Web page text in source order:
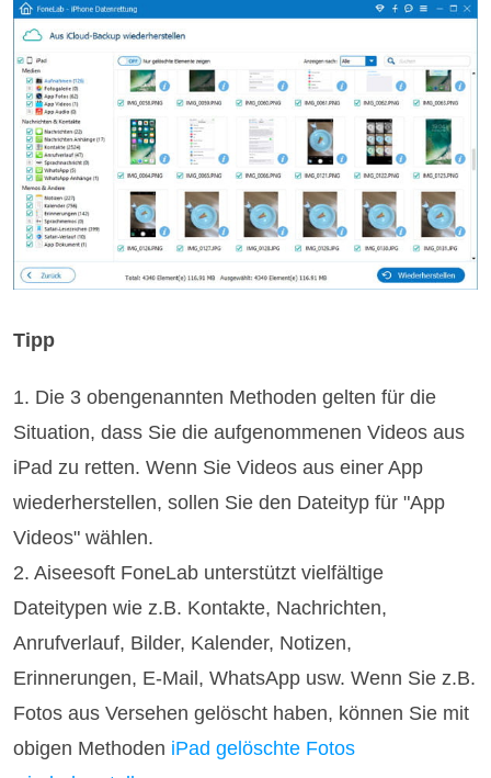
Tipp
1. Die 3 obengenannten Methoden gelten für die
Situation, dass Sie die aufgenommenen Videos aus
iPad zu retten. Wenn Sie Videos aus einer App
wiederherstellen, sollen Sie den Dateityp für "App
Videos" wählen.
2. Aiseesoft FoneLab unterstützt vielfältige
Dateitypen wie z.B. Kontakte, Nachrichten,
Anrufverlauf, Bilder, Kalender, Notizen,
Erinnerungen, E-Mail, WhatsApp usw. Wenn Sie z.B.
Fotos aus Versehen gelöscht haben, können Sie mit
obigen Methoden iPad gelöschte Fotos